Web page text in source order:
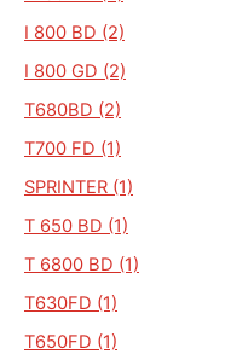
I 800 BD (2)
I 800 GD (2)
T680BD (2)
T700 FD (1)
SPRINTER (1)
T 650 BD (1)
T 6800 BD (1)
T630FD (1)
T650FD (1)